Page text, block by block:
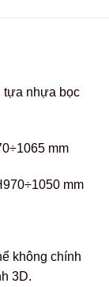
tựa nhựa bọc
mm
mm
không chính
3D.